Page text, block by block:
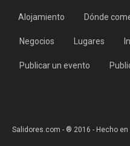
Alojamiento Dónde
Negocios Lugares
Publicar un evento
Salidores.com - ® 2016 - Hecho